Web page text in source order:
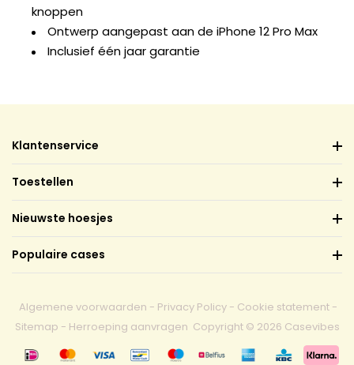
knoppen
Ontwerp aangepast aan de iPhone 12 Pro Max
Inclusief één jaar garantie
Klantenservice
Toestellen
Nieuwste hoesjes
Populaire cases
Algemene voorwaarden - Privacy Policy - Cookie statement -
Sitemap - Herroeping aanvragen Copyright © 2026 Casevibes